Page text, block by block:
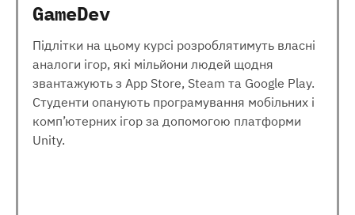
GameDev
Підлітки на цьому курсі розроблятимуть власні
аналоги ігор, які мільйони людей щодня
звантажують з App Store, Steam та Google Play.
Студенти опанують програмування мобільних і
комп’ютерних ігор за допомогою платформи
Unity.